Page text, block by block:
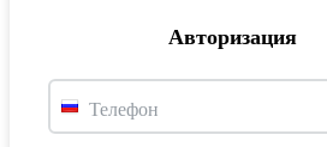
Авторизация
Телефон